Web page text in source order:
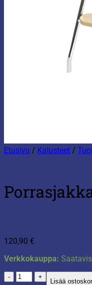
Etusivu / Kalusteet /
120,90 €
Verkkokauppa:
Porrasjakkara
Lisää